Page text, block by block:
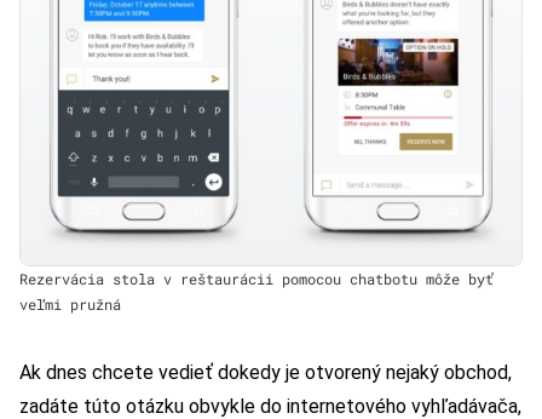
Rezervácia stola v reštaurácii pomocou chatbotu môže byť
veľmi pružná
Ak dnes chcete vedieť dokedy je otvorený nejaký obchod,
zadáte túto otázku obvykle do internetového vyhľadávača,